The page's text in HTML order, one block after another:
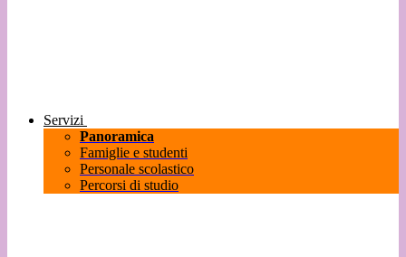
Servizi
Panoramica
Famiglie e studenti
Personale scolastico
Percorsi di studio